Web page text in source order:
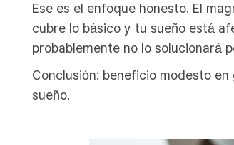
Ese es el enfoque honesto. El
cubre lo básico y tu sueño está
probablemente no lo solucionará
Conclusión: beneficio modesto
sueño.